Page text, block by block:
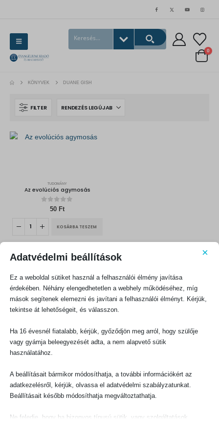
0
KÖNYVEK DUANE GISH
FILTER
TUDOMÁNY
Az evolúciós agymosás
out of 5
50 Ft
KOSÁRBA TESZEM
KAPCSOLATFELVÉTEL
CÍM:
1066 Budapest, Ó utca 16.
TELEFON:
EMAIL:
rendeles@evangeliumikiado.hu
Adatvédelmi beállítások ×
Ez a weboldal sütiket használ a felhasználói élmény javítása
érdekében. Néhány elengedhetetlen a webhely működéséhez, míg
mások segítenek elemezni és javítani a felhasználói élményt. Kérjük,
tekintse át lehetőségeit, és válasszon.
Ha 16 évesnél fiatalabb, kérjük, győződjön meg arról, hogy szülője
vagy gyámja beleegyezését adta, a nem alapvető sütik
használatához.
A beállításait bármikor módosíthatja, a további információkért az
adatkezelésről, kérjük, olvassa el adatvédelmi szabályzatunkat.
Beállításait később módosíthatja megváltoztathatja.
Ne feledje, hogy ha bizonyos típusú sütik, vagy szolgáltatások